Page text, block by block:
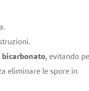
bicarbonato, evitando
eliminare le spore in